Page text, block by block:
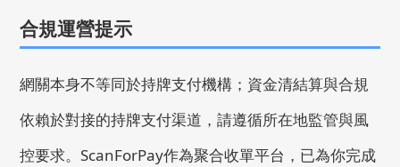
合規運營提示
網關本身不等同於持牌支付機構；資金清結算與合規
依賴於對接的持牌支付渠道，請遵循所在地監管與風
控要求。ScanForPay作為聚合收單平台，已為你完成